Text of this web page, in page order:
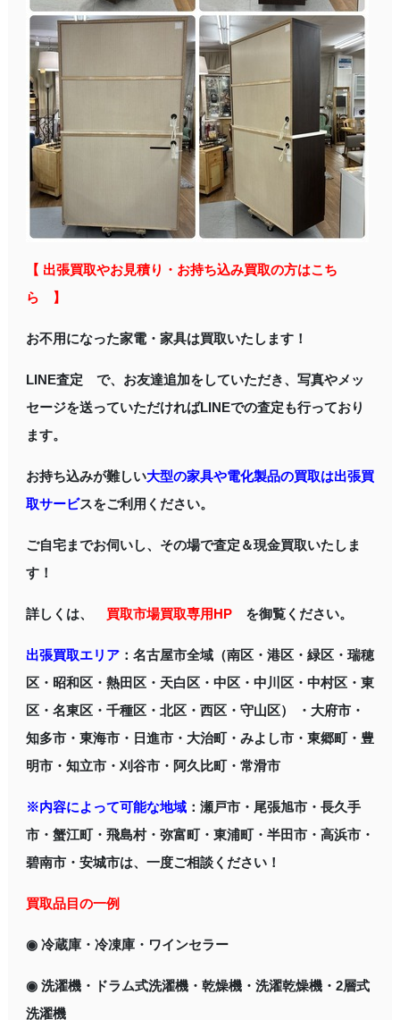
【 出張買取やお見積り・お持ち込み買取の方はこち
ら 】
お不用になった家電・家具は買取いたします！
LINE査定 で、お友達追加をしていただき、写真やメッ
セージを送っていただければLINEでの査定も行っており
ます。
お持ち込みが難しい大型の家具や電化製品の買取は出張買
取サービスをご利用ください。
ご自宅までお伺いし、その場で査定＆現金買取いたしま
す！
詳しくは、 買取市場買取専用HPを御覧ください。
出張買取エリア：名古屋市全域（南区・港区・緑区・瑞穂
区・昭和区・熱田区・天白区・中区・中川区・中村区・東
区・名東区・千種区・北区・西区・守山区） ・大府市・
知多市・東海市・日進市・大治町・みよし市・東郷町・豊
明市・知立市・刈谷市・阿久比町・常滑市
※内容によって可能な地域：瀬戸市・尾張旭市・長久手
市・蟹江町・飛島村・弥富町・東浦町・半田市・高浜市・
碧南市・安城市は、一度ご相談ください！
買取品目の一例
◉ 冷蔵庫・冷凍庫・ワインセラー
◉ 洗濯機・ドラム式洗濯機・乾燥機・洗濯乾燥機・2層式
洗濯機